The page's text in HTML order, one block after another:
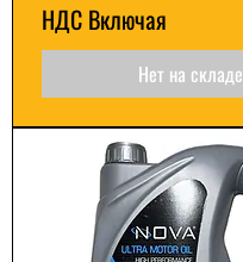
НДС Включая
Нет на складе